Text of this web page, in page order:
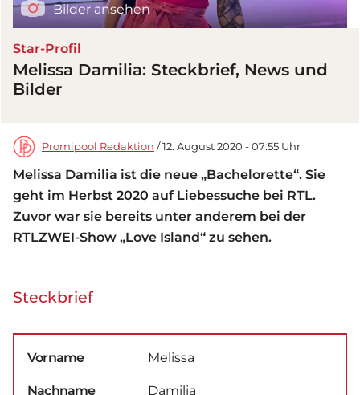
Bilder ansehen
Star-Profil
Melissa Damilia: Steckbrief, News und
Bilder
Promipool Redaktion / 12. August 2020 - 07:55 Uhr
Melissa Damilia ist die neue „Bachelorette“. Sie
geht im Herbst 2020 auf Liebessuche bei RTL.
Zuvor war sie bereits unter anderem bei der
RTLZWEI-Show „Love Island“ zu sehen.
Steckbrief
Vorname Melissa
Nachname Damilia